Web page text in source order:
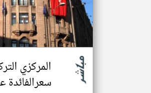
المركزي
سعرالفائدة عند